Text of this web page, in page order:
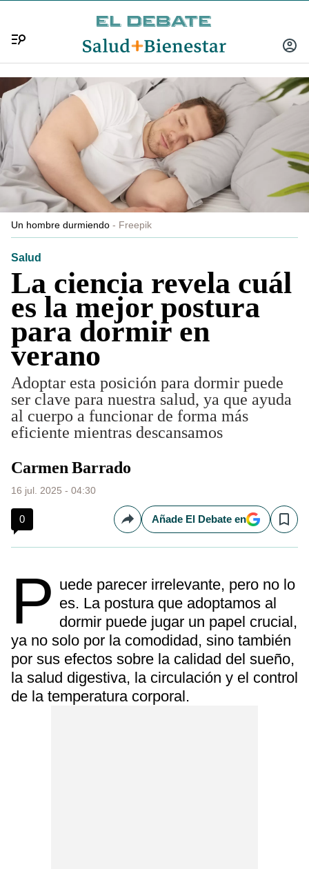
INICIAR
Un hombre durmiendo Freepik
Salud
La ciencia revela cuál
es la mejor postura
para dormir en
verano
Adoptar esta posición para dormir puede
ser clave para nuestra salud, ya que ayuda
al cuerpo a funcionar de forma más
eficiente mientras descansamos
Carmen Barrado
16 jul. 2025 - 04:30
0 CompartirAñade El Debate en Save
p uede parecer irrelevante, pero no lo
es. La postura que adoptamos al
dormir puede jugar un papel crucial,
ya no solo por la comodidad, sino también
por sus efectos sobre la calidad del sueño,
la salud digestiva, la circulación y el control
de la temperatura corporal.